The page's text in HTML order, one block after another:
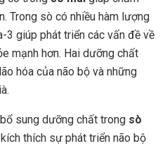
Trong sò có nhiều hàm lượng
3 giúp phát triển các vấn đề về
mạnh hơn. Hai dưỡng chất
hóa của não bộ và những
sung dưỡng chất trong sò
thích sự phát triển não bộ